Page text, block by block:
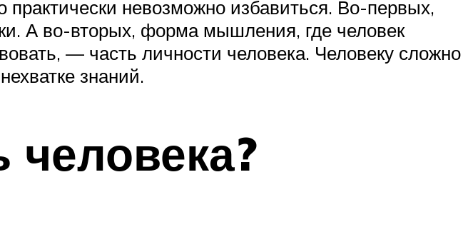
практически невозможно избавиться. Во-первых,
А во-вторых, форма мышления, где человек
— часть личности человека. Человеку сложно
знаний.
человека?